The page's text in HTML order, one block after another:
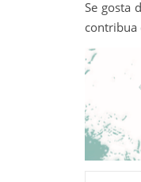
Se gosta
contribua